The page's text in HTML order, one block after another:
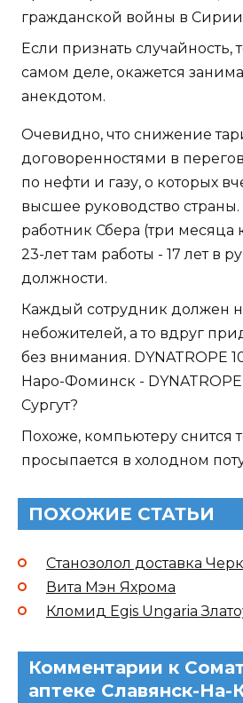
гражданской войны в
Если признать случайность,
самом деле, окажется
анекдотом.
Очевидно, что снижение
договоренностями в
по нефти и газу, о которых
высшее руководство
работник Сбера (три месяца
23-лет там работы - 17 лет в
должности.
Каждый сотрудник должен
небожителей, а то вдруг
без внимания. DYNATROPE
Наро-Фоминск -
Сургут?
Похоже, компьютеру снится
просыпается в холодном
ПОХОЖИЕ СТАТЬИ
Станозолол доставка
Вита Мэн Яхрома
Кломид Egis Ungaria
Комментарии к
аптеке Славянск-На-